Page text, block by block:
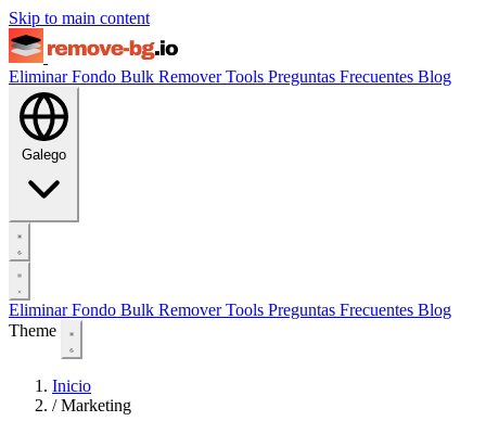
Skip to main content
Eliminar Fondo Bulk RemoverTools Preguntas Frecuentes Blog
Galego
Eliminar Fondo Bulk RemoverTools Preguntas Frecuentes Blog
Theme
Inicio
/ Marketing